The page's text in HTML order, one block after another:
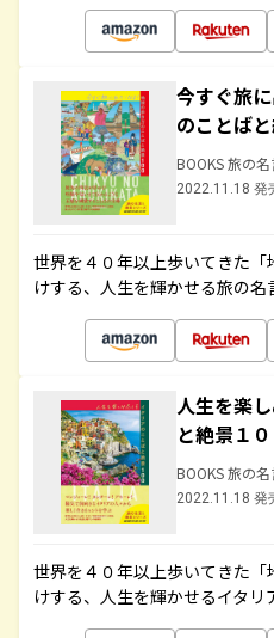
今すぐ旅
のことば
BOOKS 旅の
2022.11.18 発
世界を４０年以上歩いてきた
けする、人生を輝かせる旅の
人生を楽
と絶景１
BOOKS 旅の
2022.11.18 発
世界を４０年以上歩いてきた
けする、人生を輝かせるイタ